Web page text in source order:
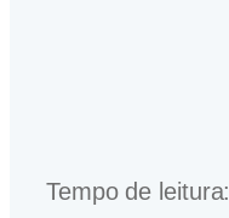
Tempo de leitura: